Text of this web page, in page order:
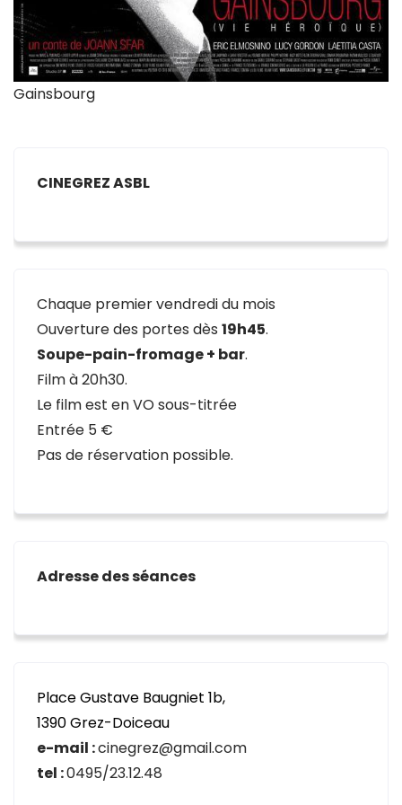
Gainsbourg
CINEGREZ ASBL
Chaque premier vendredi du mois
Ouverture des portes dès 19h45.
Soupe-pain-fromage + bar.
Film à 20h30.
Le film est en VO sous-titrée
Entrée 5 €
Pas de réservation possible.
Adresse des séances
Place Gustave Baugniet 1b,
1390 Grez-Doiceau
e-mail :cinegrez@gmail.com
tel :0495/23.12.48